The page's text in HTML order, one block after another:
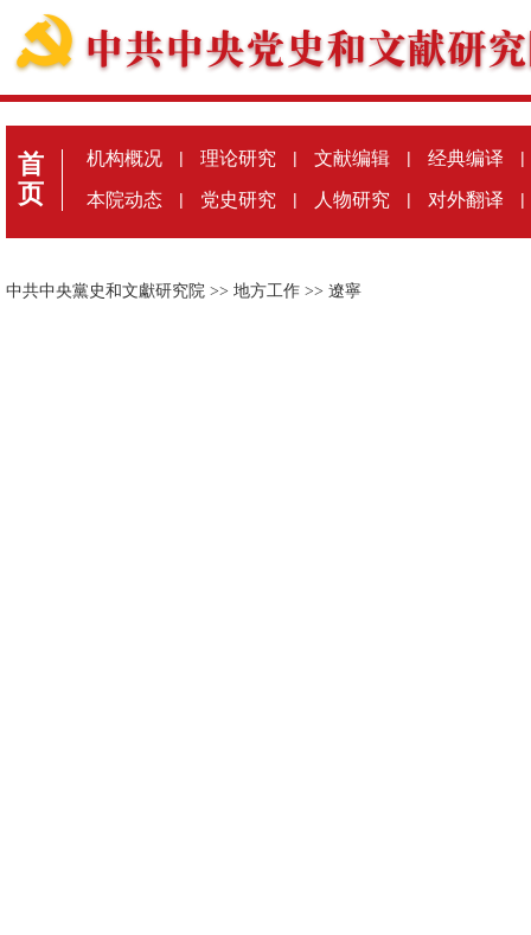
首
页
机构概况 | 理论研究 | 文献编辑 | 经典编译 |
本院动态 | 党史研究 | 人物研究 | 对外翻译 |
中共中央黨史和文獻研究院 >> 地方工作 >> 遼寧